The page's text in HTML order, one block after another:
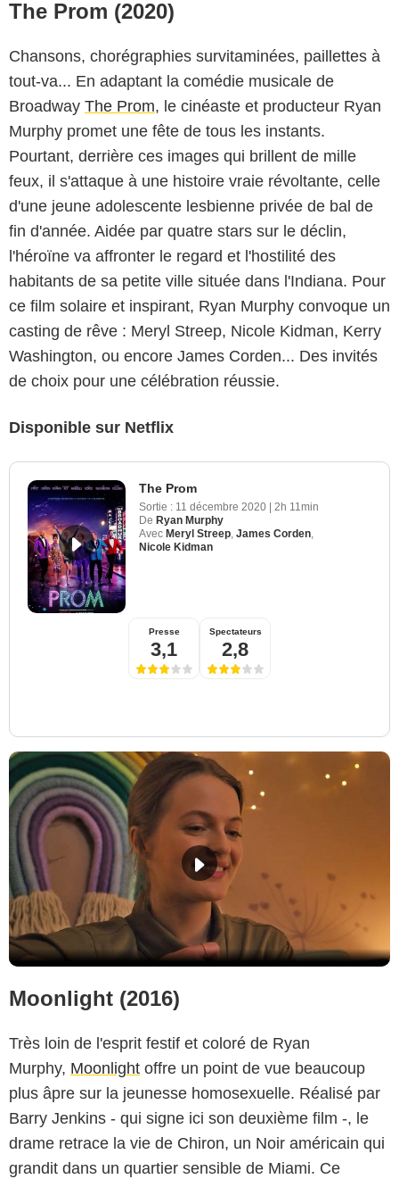
The Prom (2020)
Chansons, chorégraphies survitaminées, paillettes à
tout-va... En adaptant la comédie musicale de
Broadway The Prom, le cinéaste et producteur Ryan
Murphy promet une fête de tous les instants.
Pourtant, derrière ces images qui brillent de mille
feux, il s'attaque à une histoire vraie révoltante, celle
d'une jeune adolescente lesbienne privée de bal de
fin d'année. Aidée par quatre stars sur le déclin,
l'héroïne va affronter le regard et l'hostilité des
habitants de sa petite ville située dans l'Indiana. Pour
ce film solaire et inspirant, Ryan Murphy convoque un
casting de rêve : Meryl Streep, Nicole Kidman, Kerry
Washington, ou encore James Corden... Des invités
de choix pour une célébration réussie.
Disponible sur Netflix
The Prom
Sortie : 11 décembre 2020
2h 11min
De Ryan Murphy
Avec Meryl Streep, James Corden,
Nicole Kidman
Presse
3,1
Spectateurs
2,8
Moonlight (2016)
Très loin de l'esprit festif et coloré de Ryan
Murphy, Moonlight offre un point de vue beaucoup
plus âpre sur la jeunesse homosexuelle. Réalisé par
Barry Jenkins - qui signe ici son deuxième film -, le
drame retrace la vie de Chiron, un Noir américain qui
grandit dans un quartier sensible de Miami. Ce